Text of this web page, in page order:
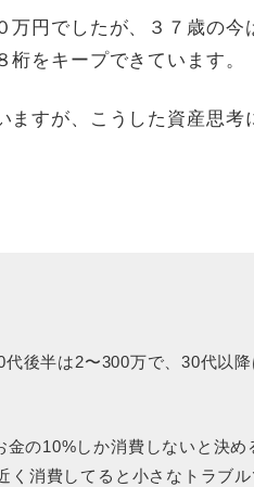
万円でしたが、３７歳の今
をキープできています。
ますが、こうした資産思考
後半は2〜300万で、30代以
の10%しか消費しないと決め
消費してると小さなトラブル